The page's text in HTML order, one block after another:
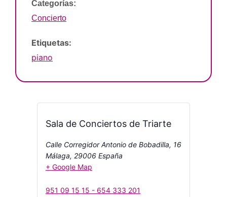
Categorías:
Concierto
Etiquetas:
piano
Sala de Conciertos de Triarte
Calle Corregidor Antonio de Bobadilla, 16
Málaga, 29006 España
+ Google Map
951 09 15 15 - 654 333 201